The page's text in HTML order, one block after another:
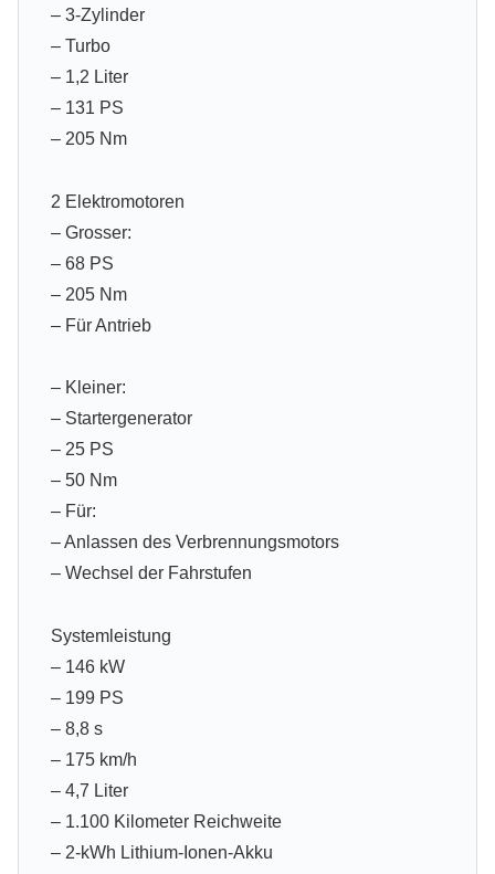
– 3-Zylinder
– Turbo
– 1,2 Liter
– 131 PS
– 205 Nm
2 Elektromotoren
– Grosser:
– 68 PS
– 205 Nm
– Für Antrieb
– Kleiner:
– Startergenerator
– 25 PS
– 50 Nm
– Für:
– Anlassen des Verbrennungsmotors
– Wechsel der Fahrstufen
Systemleistung
– 146 kW
– 199 PS
– 8,8 s
– 175 km/h
– 4,7 Liter
– 1.100 Kilometer Reichweite
– 2-kWh Lithium-Ionen-Akku